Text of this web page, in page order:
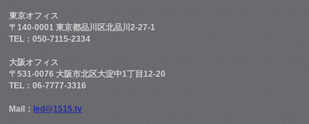
東京オフィス
〒140-0001 東京都品川区北品川2-27-1
TEL：050-7115-2334
大阪オフィス
〒531-0076 大阪市北区大淀中1丁目12-20
TEL：06-7777-3316
Mail： led@1515.tv